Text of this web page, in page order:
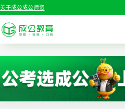
关于成公成公师资
考试公告
职位表
首页
国家公务